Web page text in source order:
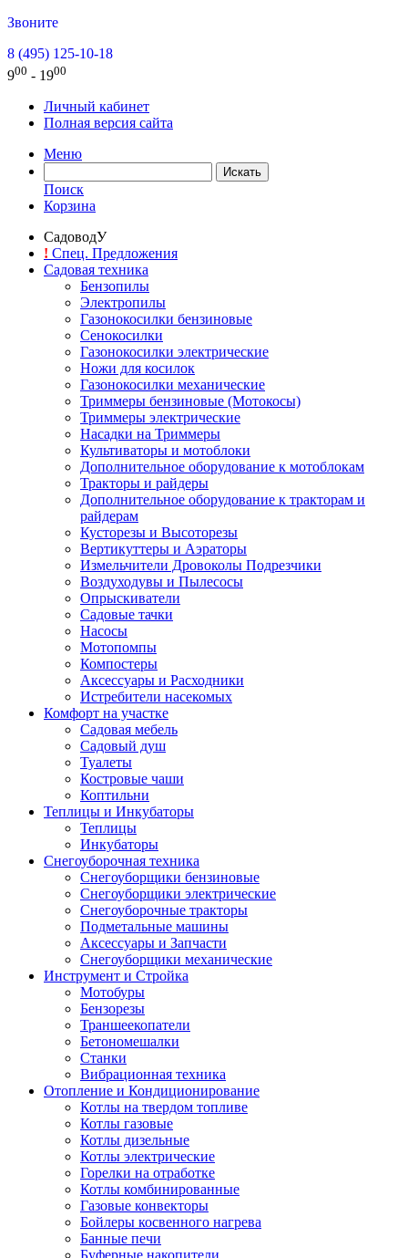
Звоните
8 (495) 125-10-18
900 - 1900
Личный кабинет
Полная версия сайта
Меню
Поиск
Корзина
СадоводУ
! Спец. Предложения
Садовая техника
Бензопилы
Электропилы
Газонокосилки бензиновые
Сенокосилки
Газонокосилки электрические
Ножи для косилок
Газонокосилки механические
Триммеры бензиновые (Мотокосы)
Триммеры электрические
Насадки на Триммеры
Культиваторы и мотоблоки
Дополнительное оборудование к мотоблокам
Тракторы и райдеры
Дополнительное оборудование к тракторам и
райдерам
Кусторезы и Высоторезы
Вертикуттеры и Аэраторы
Измельчители Дровоколы Подрезчики
Воздуходувы и Пылесосы
Опрыскиватели
Садовые тачки
Насосы
Мотопомпы
Компостеры
Аксессуары и Расходники
Истребители насекомых
Комфорт на участке
Садовая мебель
Садовый душ
Туалеты
Костровые чаши
Коптильни
Теплицы и Инкубаторы
Теплицы
Инкубаторы
Снегоуборочная техника
Снегоуборщики бензиновые
Снегоуборщики электрические
Снегоуборочные тракторы
Подметальные машины
Аксессуары и Запчасти
Снегоуборщики механические
Инструмент и Стройка
Мотобуры
Бензорезы
Траншеекопатели
Бетономешалки
Станки
Вибрационная техника
Отопление и Кондиционирование
Котлы на твердом топливе
Котлы газовые
Котлы дизельные
Котлы электрические
Горелки на отработке
Котлы комбинированные
Газовые конвекторы
Бойлеры косвенного нагрева
Банные печи